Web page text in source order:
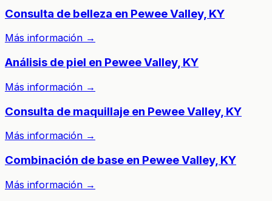
Consulta de belleza en Pewee Valley, KY
Más información →
Análisis de piel en Pewee Valley, KY
Más información →
Consulta de maquillaje en Pewee Valley, KY
Más información →
Combinación de base en Pewee Valley, KY
Más información →